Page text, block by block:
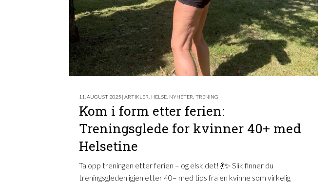
11. AUGUST 2025 | ARTIKLER HELSE NYHETER TRENING
Kom i form etter ferien:
Treningsglede for kvinner 40+ med
Helsetine
Ta opp treningen etter ferien – og elsk det! 💃✨ Slik finner du
treningsgleden igjen etter 40– med tips fra en kvinne som virkelig